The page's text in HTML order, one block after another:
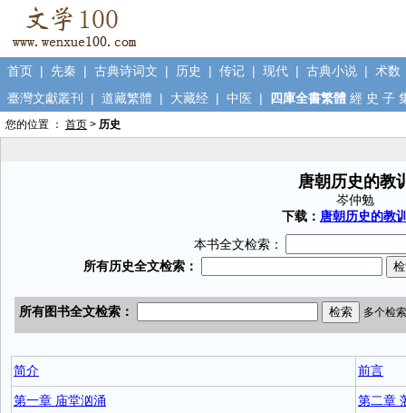
首页 | 先秦 | 古典诗词文 | 历史 | 传记 | 现代 | 古典小说 | 术数
臺灣文獻叢刊
| 道藏繁體 | 大藏经 | 中医 | 四庫全書繁體 經 史 子
您的位置 ： 首页 > 历史
唐朝历史的教
岑仲勉
下载： 唐朝历史的教
本书全文检索：
简介 前言
第一章 庙堂汹涌 第二章